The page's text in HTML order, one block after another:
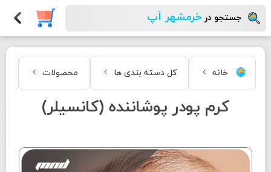
جستجو در خرمشهر اَپ
خانه کل دسته بندی ها محصولات
کرم پودر پوشاننده (کانسیلر)